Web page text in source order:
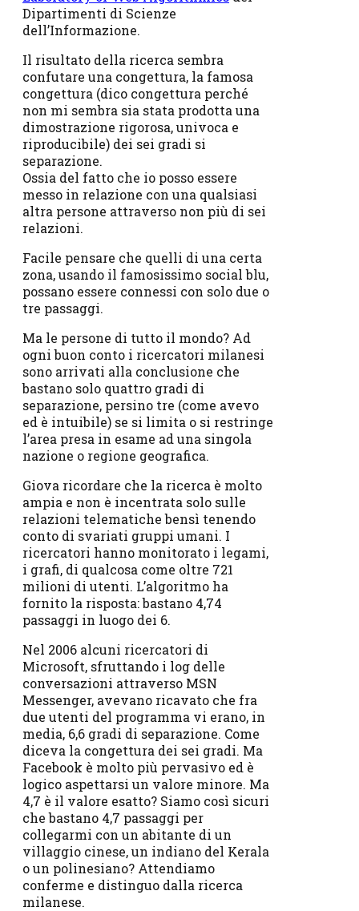
Dipartimenti di Scienze
dell’Informazione.
Il risultato della ricerca sembra
confutare una congettura, la famosa
congettura (dico congettura perché
non mi sembra sia stata prodotta una
dimostrazione rigorosa, univoca e
riproducibile) dei sei gradi si
separazione.
Ossia del fatto che io posso essere
messo in relazione con una qualsiasi
altra persone attraverso non più di sei
relazioni.
Facile pensare che quelli di una certa
zona, usando il famosissimo social blu,
possano essere connessi con solo due o
tre passaggi.
Ma le persone di tutto il mondo? Ad
ogni buon conto i ricercatori milanesi
sono arrivati alla conclusione che
bastano solo quattro gradi di
separazione, persino tre (come avevo
ed è intuibile) se si limita o si restringe
l’area presa in esame ad una singola
nazione o regione geografica.
Giova ricordare che la ricerca è molto
ampia e non è incentrata solo sulle
relazioni telematiche bensì tenendo
conto di svariati gruppi umani. I
ricercatori hanno monitorato i legami,
i grafi, di qualcosa come oltre 721
milioni di utenti. L’algoritmo ha
fornito la risposta: bastano 4,74
passaggi in luogo dei 6.
Nel 2006 alcuni ricercatori di
Microsoft, sfruttando i log delle
conversazioni attraverso MSN
Messenger, avevano ricavato che fra
due utenti del programma vi erano, in
media, 6,6 gradi di separazione. Come
diceva la congettura dei sei gradi. Ma
Facebook è molto più pervasivo ed è
logico aspettarsi un valore minore. Ma
4,7 è il valore esatto? Siamo così sicuri
che bastano 4,7 passaggi per
collegarmi con un abitante di un
villaggio cinese, un indiano del Kerala
o un polinesiano? Attendiamo
conferme e distinguo dalla ricerca
milanese.